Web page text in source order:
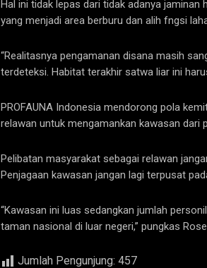
Hal ini tidak lepas dari tidak adanya
yang menjadi area berburu dan alih fngsi
“Realitasnya pengamanan disana masih
terdeteksi. Habitat terakhir satwa liar ini
PROFAUNA Indonesia mendorong pola
relawan untuk mengamankan kawasan dari
Pelibatan masyarakat sebagai relawan
Penjagaan kawasan jangan lagi terpusat
“Kawasan ini luas sedangkan jumlah
taman nasional di luar negeri,” pungkas
Jumlah Pengunjung: 457